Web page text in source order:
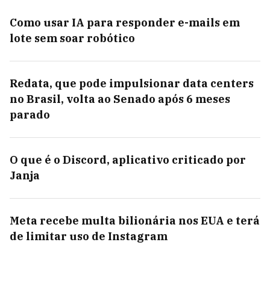
Como usar IA para responder e-mails em
lote sem soar robótico
Redata, que pode impulsionar data centers
no Brasil, volta ao Senado após 6 meses
parado
O que é o Discord, aplicativo criticado por
Janja
Meta recebe multa bilionária nos EUA e terá
de limitar uso de Instagram